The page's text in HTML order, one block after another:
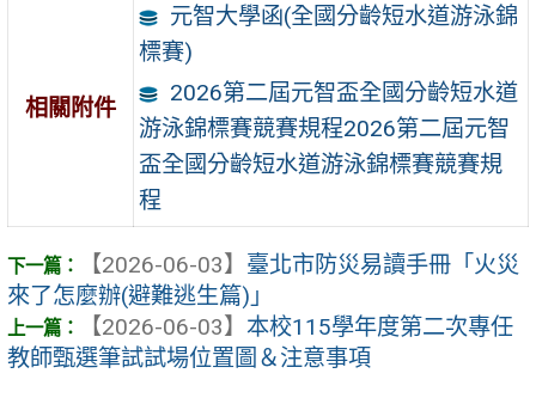
相關附件
元智大學函(全國分齡短水道游泳錦
標賽)
2026第二屆元智盃全國分齡短水道
游泳錦標賽競賽規程2026第二屆元智
盃全國分齡短水道游泳錦標賽競賽規
程
【2026-06-03】 臺北市防災易讀手冊「火災
來了怎麼辦(避難逃生篇)」
【2026-06-03】 本校115學年度第二次專任
教師甄選筆試試場位置圖＆注意事項